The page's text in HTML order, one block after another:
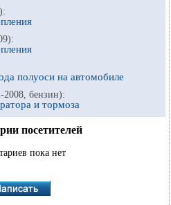
полуоси на автомобиле
2008, бензин):
и тормоза
посетителей
пока нет